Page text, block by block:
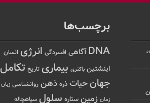
برچسب‌ها
DNA آگاهی افسردگی انرژی انسان
اینشتین باکتری بیماری تاریخ تکامل
جهانحیات ذره ذهن روانشناسی زبان
زمان زمین ستاره سلول سیاهچاله